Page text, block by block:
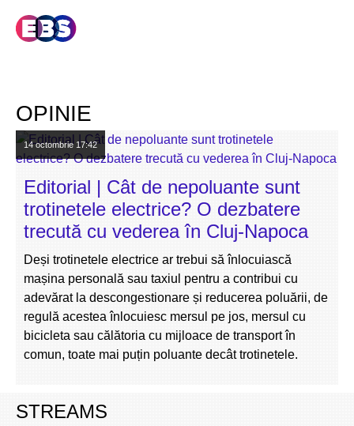
OPINIE
14 octombrie 17:42
Editorial | Cât de nepoluante sunt
trotinetele electrice? O dezbatere
trecută cu vederea în Cluj-Napoca
Deși trotinetele electrice ar trebui să înlocuiască
mașina personală sau taxiul pentru a contribui cu
adevărat la descongestionare și reducerea poluării, de
regulă acestea înlocuiesc mersul pe jos, mersul cu
bicicleta sau călătoria cu mijloace de transport în
comun, toate mai puțin poluante decât trotinetele.
STREAMS